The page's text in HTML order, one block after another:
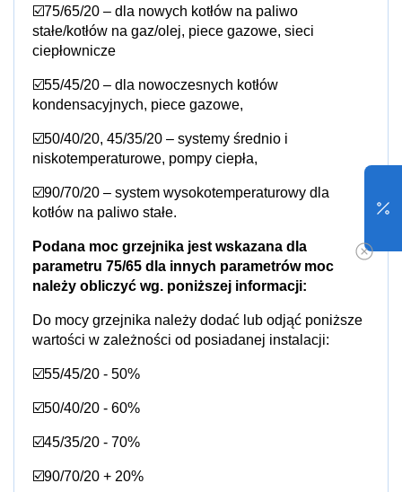
☑️75/65/20 – dla nowych kotłów na paliwo
stałe/kotłów na gaz/olej, piece gazowe, sieci
ciepłownicze
☑️55/45/20 – dla nowoczesnych kotłów
kondensacyjnych, piece gazowe,
☑️50/40/20, 45/35/20 – systemy średnio i
niskotemperaturowe, pompy ciepła,
☑️90/70/20 – system wysokotemperaturowy dla
kotłów na paliwo stałe.
Podana moc grzejnika jest wskazana dla
parametru 75/65 dla innych parametrów moc
należy obliczyć wg. poniższej informacji:
Do mocy grzejnika należy dodać lub odjąć poniższe
wartości w zależności od posiadanej instalacji:
☑️55/45/20 - 50%
☑️50/40/20 - 60%
☑️45/35/20 - 70%
☑️90/70/20 + 20%